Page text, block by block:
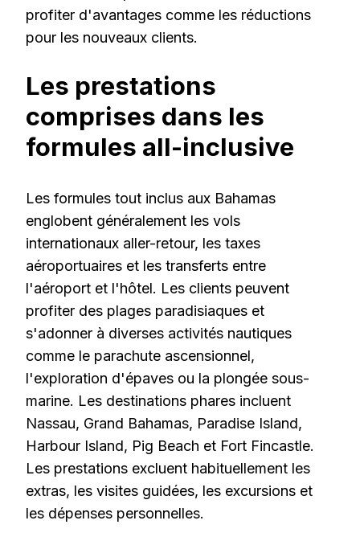
profiter d'avantages comme les réductions
pour les nouveaux clients.
Les prestations
comprises dans les
formules all-inclusive
Les formules tout inclus aux Bahamas
englobent généralement les vols
internationaux aller-retour, les taxes
aéroportuaires et les transferts entre
l'aéroport et l'hôtel. Les clients peuvent
profiter des plages paradisiaques et
s'adonner à diverses activités nautiques
comme le parachute ascensionnel,
l'exploration d'épaves ou la plongée sous-
marine. Les destinations phares incluent
Nassau, Grand Bahamas, Paradise Island,
Harbour Island, Pig Beach et Fort Fincastle.
Les prestations excluent habituellement les
extras, les visites guidées, les excursions et
les dépenses personnelles.